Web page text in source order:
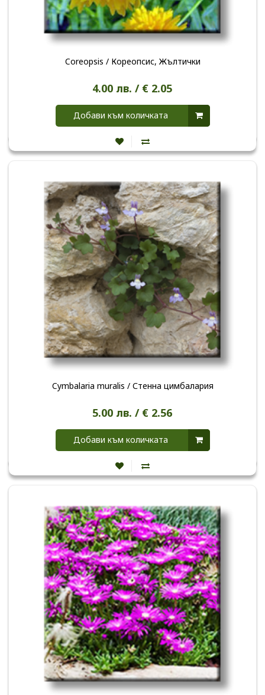
Coreopsis / Кореопсис, Жълтички
4.00 лв. / € 2.05
Добави към количката
Cymbalaria muralis / Стенна цимбалария
5.00 лв. / € 2.56
Добави към количката